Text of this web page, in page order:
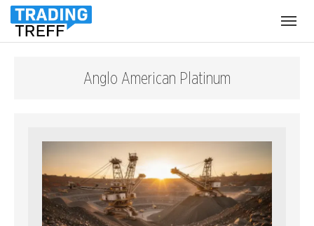
Anglo American Platinum